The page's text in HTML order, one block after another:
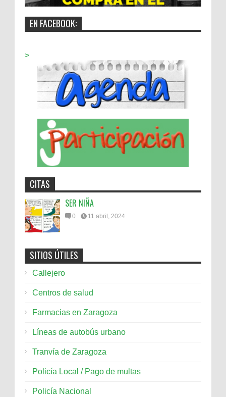
EN FACEBOOK:
>
CITAS
SER NIÑA
0 11 abril, 2024
SITIOS ÚTILES
Callejero
Centros de salud
Farmacias en Zaragoza
Líneas de autobús urbano
Tranvía de Zaragoza
Policía Local / Pago de multas
Policía Nacional